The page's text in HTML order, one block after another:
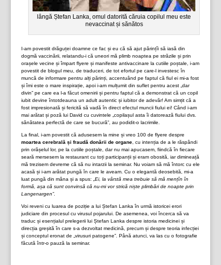
lângă Ștefan Lanka, omul datorită căruia copilul meu este
nevaccinat și sănătos
I-am povestit drăguței doamne ce fac și eu că să ajut părințîi să iasă din
dogmă vaccinării, relatandu-i că uneori mă plimb noaptea pe străzile și prin
orașele vecine și împart flyere și manifeste antivaccinare la cutiile poștale, i-am
povestit de blogul meu, de traduceri, de tot efortul pe care-l investesc în
muncă de informare pentru alți părinți, accentuând pe faptul că fiul ei mi-a fost
și îmi este o mare inspirație, apoi i-am mulțumit din suflet pentru acest „dar
divin” pe care ea l-a făcut omenirii și pentru faptul că a demonstrat că un copil
iubit devine întotdeauna un adult autentic și iubitor de adevăr! Am simțit că a
fost impresionată și fericită să vadă în direct efectul muncii fiului ei! Când i-am
mai arătat și poză lui David cu cuvintele „copilașul asta îi datorează fiului dvs.
sănătatea perfectă de care se bucură”, au podidit-o lacrimile.
La final, i-am povestit că adusesem la mine și vreo 100 de flyere despre
moartea cerebrală și fraudă donării de organe, cu intenția de a le răspândi
prin orășelul lor, pe la cutiile poștale, dar nu mai apucasem, fiindcă în fiecare
seară mersesem la restaurant cu toți participanții și eram obosită, iar dimineață
mă trezisem devreme că să nu intarzii la seminar. Nu voiam să mă întorc cu ele
acasă și i-am arătat pungă în care le aveam. Cu o elegantă deosebită, mi-a
luat pungă din mâna și a spus: „Ei, la vârstă mea trebuie să mă mențîn în
formă, așa că sunt convinsă că nu-mi vor strică niște plimbări de noapte prin
Langenargen”.
Voi reveni cu luarea de poziție a lui Ștefan Lanka în urmă istoricei erori
judiciare din procesul cu virusul pojarului. De asemenea, voi încerca să va
traduc și esențialul prelegerii lui Ștefan Lanka despre istoria medicinei și
direcția greșită în care s-a dezvoltat medicină, precum și despre teoria infecției
și conceptul eronat de „virusuri patogene”. Până atunci, va las cu o fotografie
făcută într-o pauză la seminar.